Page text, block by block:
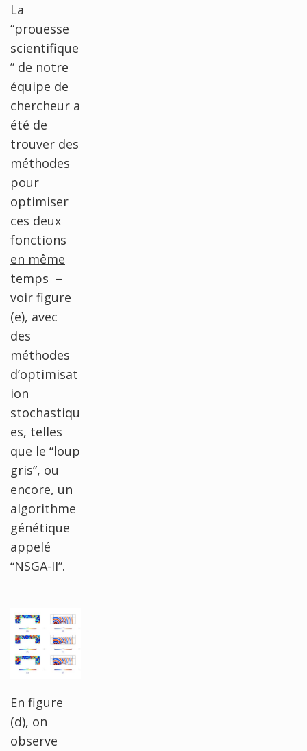
La
“prouesse
scientifique
” de notre
équipe de
chercheur a
été de
trouver des
méthodes
pour
optimiser
ces deux
fonctions
en même
temps –
voir figure
(e), avec
des
méthodes
d’optimisat
ion
stochastiqu
es, telles
que le “loup
gris”, ou
encore, un
algorithme
génétique
appelé
“NSGA-II”.
En figure
(d), on
observe